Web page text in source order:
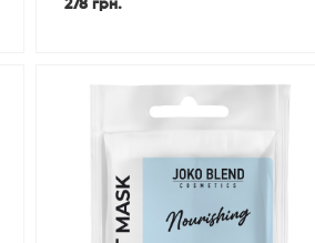
278 грн.
-